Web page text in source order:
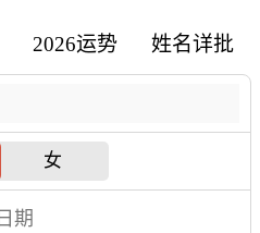
2026运势 姓名详批
女